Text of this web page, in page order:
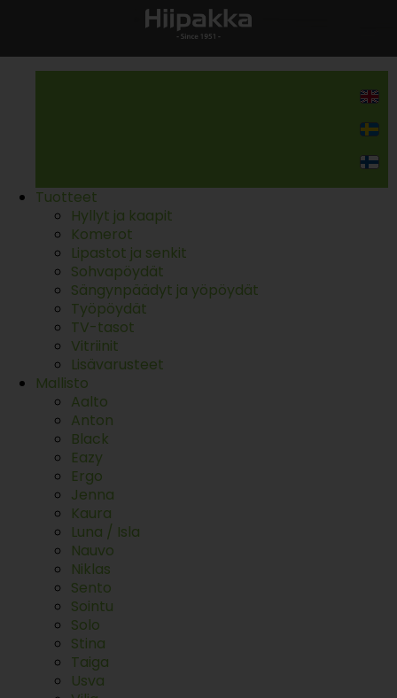
Tuotteet
Hyllyt ja kaapit
Komerot
Lipastot ja senkit
Sohvapöydät
Sängynpäädyt ja yöpöydät
Työpöydät
TV-tasot
Vitriinit
Lisävarusteet
Mallisto
Aalto
Anton
Black
Eazy
Ergo
Jenna
Kaura
Luna / Isla
Nauvo
Niklas
Sento
Sointu
Solo
Stina
Taiga
Usva